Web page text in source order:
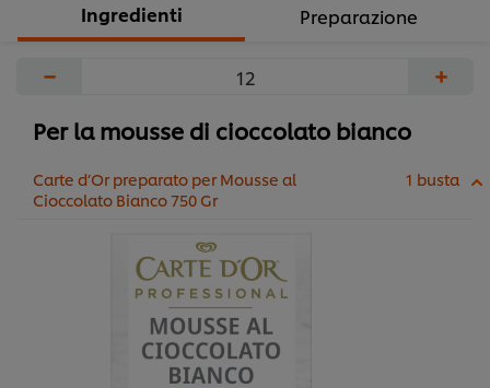
Ingredienti Preparazione
− +
Per la mousse di cioccolato bianco
Carte d’Or preparato per Mousse al
Cioccolato Bianco 750 Gr
1 busta